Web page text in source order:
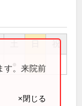
祝
す。来院前
×閉じる